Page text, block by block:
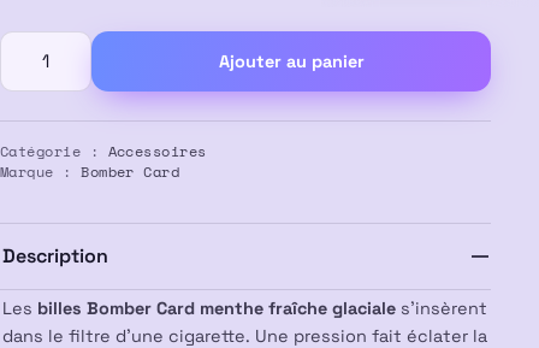
quantité
Bille
Menthe
Fraiche
(glaciale)
Card
x100
Ajouter au panier
Catégorie : Accessoires
Marque :Bomber Card
Description
Les billes Bomber Card menthe fraîche glaciale s’insèrent
dans le filtre d’une cigarette. Une pression fait éclater la